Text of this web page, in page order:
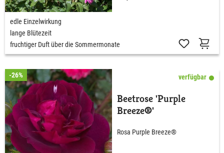
edle Einzelwirkung
lange Blütezeit
fruchtiger Duft über die Sommermonate
-26% verfügbar
Beetrose 'Purple
Breeze®'
Rosa Purple Breeze®